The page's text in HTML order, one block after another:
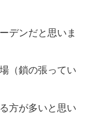
デンだと思いま
（鎖の張ってい
方が多いと思い